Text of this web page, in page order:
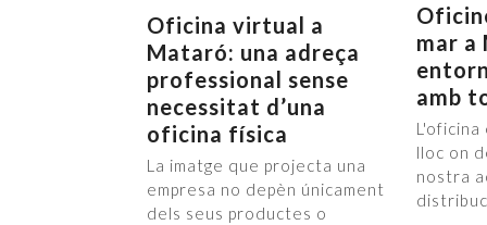
Oficina virtual a
Mataró: una adreça
professional sense
necessitat d’una
oficina física
La imatge que projecta una
empresa no depèn únicament
dels seus productes o
mar a
amb
L'oficina
lloc on
nostra